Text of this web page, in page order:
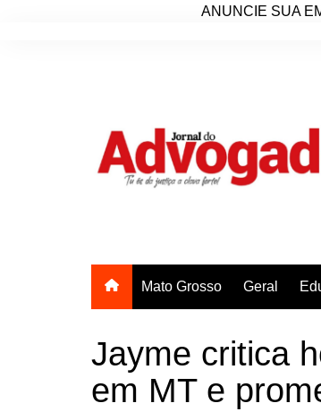
ANUNCIE SUA
Mato Grosso Geral
Jayme critica
em MT e